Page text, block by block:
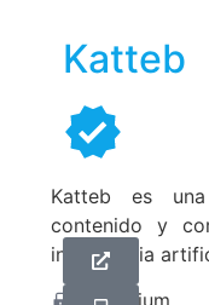
Katteb
Katteb es
contenido y
inteligencia